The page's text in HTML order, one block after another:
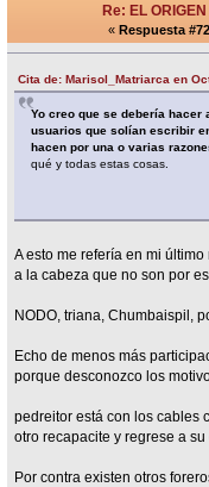
Re: EL
« Respuesta
Cita de: Marisol_Matriarca en
Yo creo que se debería hacer
usuarios que solían escribir
hacen por una o varias
qué y todas estas cosas.
A esto me refería en mi
a la cabeza que no son por
NODO, triana, Chumbaispil,
Echo de menos más
porque desconozco los
pedreitor está con los cables
otro recapacite y regrese a su
Por contra existen otros